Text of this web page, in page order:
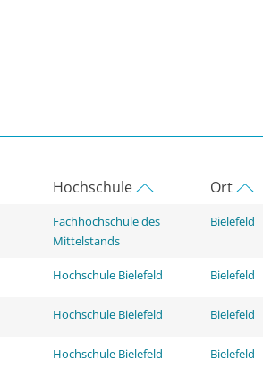
Hochschule Ort
Fachhochschule des
Mittelstands
Bielefeld
Hochschule Bielefeld Bielefeld
Hochschule Bielefeld Bielefeld
Hochschule Bielefeld Bielefeld